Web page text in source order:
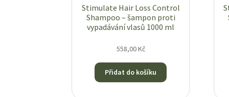
Stimulate Hair Loss Control
Shampoo – šampon proti
vypadávání vlasů 1000 ml
558,00Kč
Přidat do košíku